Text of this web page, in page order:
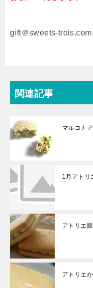
gift＠sweets-trois.com
関連記事
マルコナ
1月アト
アトリエ
アトリエ